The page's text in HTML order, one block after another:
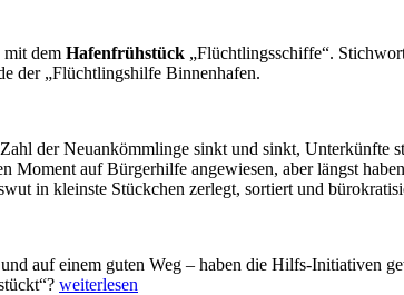
mit dem Hafenfrühstück „Flüchtlingsschiffe“.
der „Flüchtlingshilfe Binnenhafen.
der Neuankömmlinge sinkt und sinkt,
auf Bürgerhilfe angewiesen, aber längst
in kleinste Stückchen zerlegt, sortiert und
auf einem guten Weg – haben die Hilfs-Initiativen
„Hafenfrühstück
weiterlesen